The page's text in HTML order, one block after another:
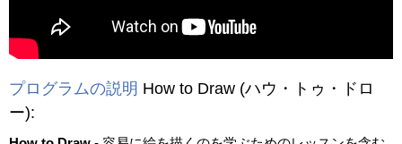
プログラムの説明 How to Draw (ハウ・トゥ・ドロ
ー):